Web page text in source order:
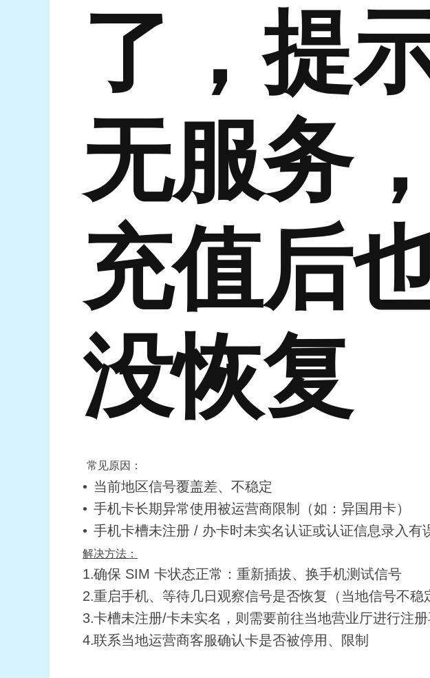
了，提
无服务，
充值后
没恢复
常见原因：
当前地区信号覆盖差、不稳定
手机卡长期异常使用被运营商限制（如：异国用卡）
手机卡槽未注册 / 办卡时未实名认证或认证信息录入有
解决方法：
确保 SIM 卡状态正常：重新插拔、换手机测试信号
重启手机、等待几日观察信号是否恢复（当地信号不稳
卡槽未注册/卡未实名，则需要前往当地营业厅进行注
联系当地运营商客服确认卡是否被停用、限制